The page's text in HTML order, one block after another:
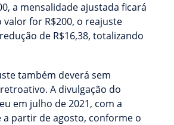
a mensalidade ajustada ficará
valor for R$200, o reajuste
de R$16,38, totalizando
também deverá sem
A divulgação do
em julho de 2021, com a
a partir de agosto, conforme o